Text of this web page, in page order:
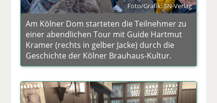
Foto/Grafik: SN-Verlag
Am Kölner Dom starteten die Teilnehmer zu
einer abendlichen Tour mit Guide Hartmut
Kramer (rechts in gelber Jacke) durch die
Geschichte der Kölner Brauhaus-Kultur.